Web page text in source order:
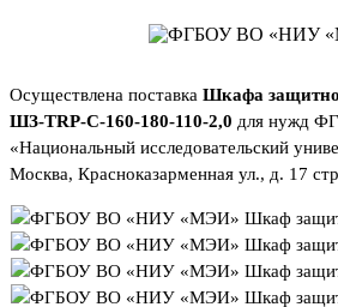
Осуществлена поставка Шкафа
ШЗ-TRP-C-160-180-110-2,0 для нужд
«Национальный исследовательский
Москва, Красноказарменная ул., д. 17